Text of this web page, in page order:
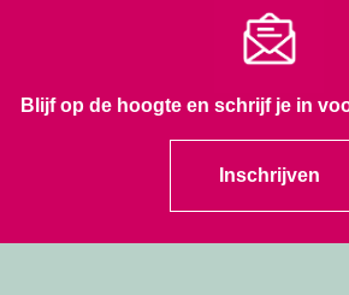
Blijf op de hoogte en schrijf je in
Inschrijven